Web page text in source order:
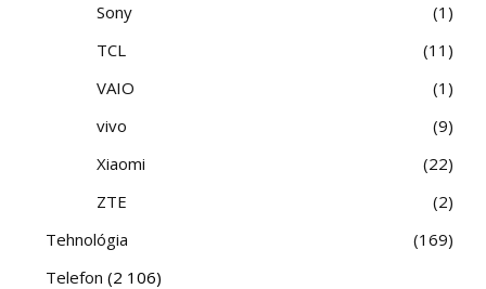
Sony
1
TCL
11
VAIO
1
vivo
9
Xiaomi
22
ZTE
2
Tehnológia
169
Telefon (2 106)